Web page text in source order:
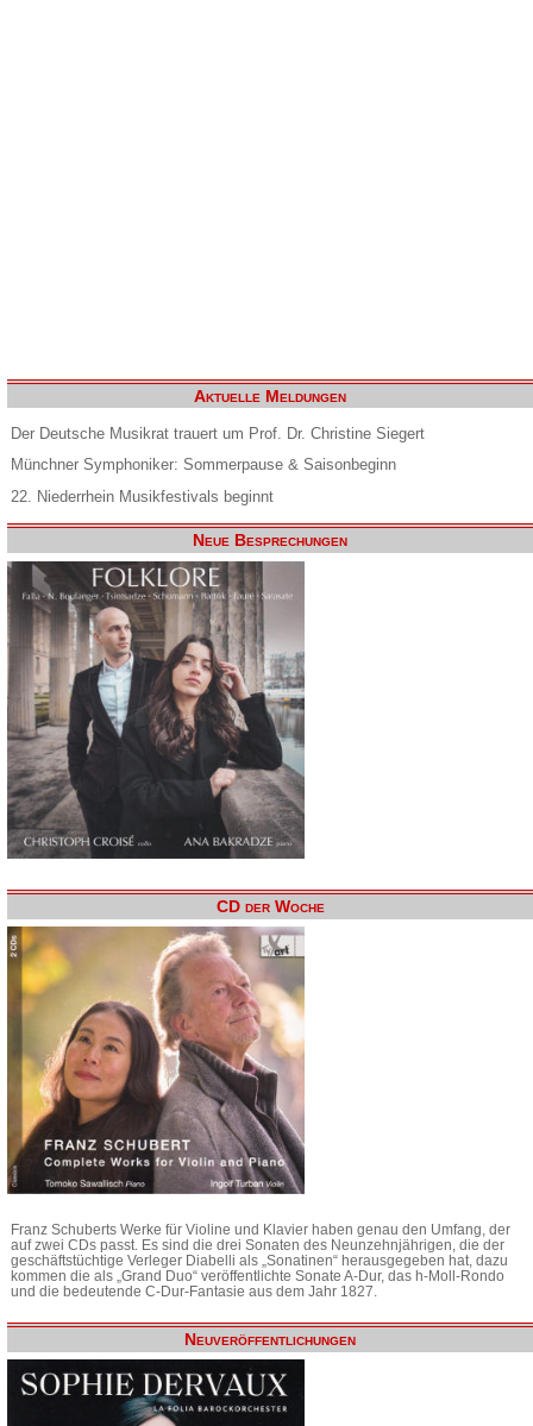
Aktuelle Meldungen
Der Deutsche Musikrat trauert um Prof. Dr. Christine Siegert
Münchner Symphoniker: Sommerpause & Saisonbeginn
22. Niederrhein Musikfestivals beginnt
Neue Besprechungen
CD der Woche
Franz Schuberts Werke für Violine und Klavier haben genau den Umfang, der
auf zwei CDs passt. Es sind die drei Sonaten des Neunzehnjährigen, die der
geschäftstüchtige Verleger Diabelli als „Sonatinen“ herausgegeben hat, dazu
kommen die als „Grand Duo“ veröffentlichte Sonate A-Dur, das h-Moll-Rondo
und die bedeutende C-Dur-Fantasie aus dem Jahr 1827.
Neuveröffentlichungen